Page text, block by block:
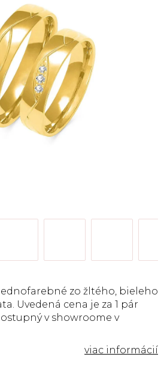
zo žltého, bieleho
Uvedená cena je za 1 pár
v showroome v